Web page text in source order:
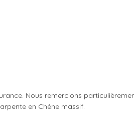
Nous remercions
en Chêne massif.